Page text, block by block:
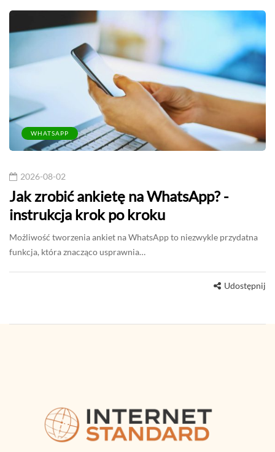
WHATSAPP
2026-08-02
Jak zrobić ankietę na WhatsApp? -
instrukcja krok po kroku
Możliwość tworzenia ankiet na WhatsApp to niezwykle przydatna
funkcja, która znacząco usprawnia…
Udostępnij